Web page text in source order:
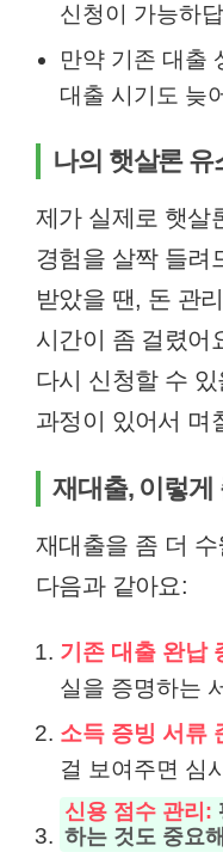
신청이 가능하
만약 기존 대출
대출 시기도 늦
나의 햇살론 유
제가 실제로 햇살
경험을 살짝 들려
받았을 땐, 돈 관
시간이 좀 걸렸어
다시 신청할 수
과정이 있어서 며
재대출, 이렇게
재대출을 좀 더
다음과 같아요:
기존 대출 완납
실을 증명하는
소득 증빙 서류
걸 보여주면 심
신용 점수 관리:
하는 것도 중요